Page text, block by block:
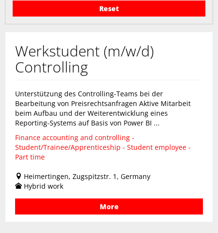
Reset
Werkstudent (m/w/d)
Controlling
Unterstützung des Controlling-Teams bei der
Bearbeitung von Preisrechtsanfragen Aktive Mitarbeit
beim Aufbau und der Weiterentwicklung eines
Reporting-Systems auf Basis von Power BI ...
Finance accounting and controlling -
Student/Trainee/Apprenticeship - Student employee -
Part time
Heimertingen, Zugspitzstr. 1, Germany
Hybrid work
More